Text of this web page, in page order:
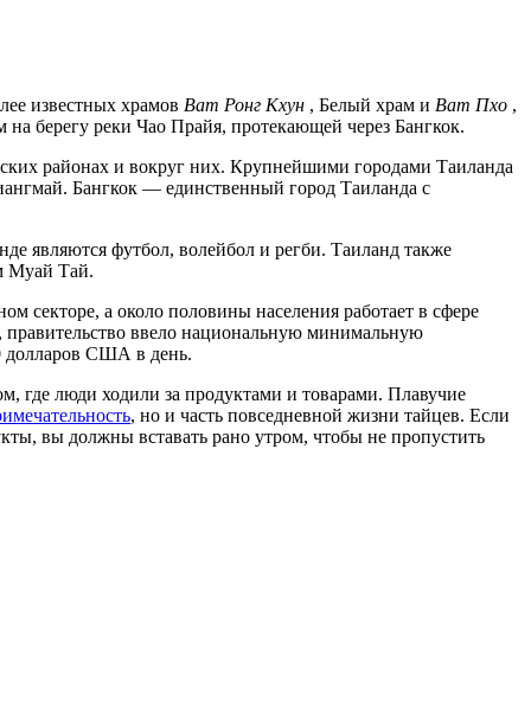
известных храмов Ват Ронг Кхун , Белый храм и Ват Пхо ,
на берегу реки Чао Прайя, протекающей через Бангкок.
районах и вокруг них. Крупнейшими городами Таиланда
Бангкок — единственный город Таиланда с
являются футбол, волейбол и регби. Таиланд также
Муай Тай.
секторе, а около половины населения работает в сфере
ввело национальную минимальную
долларов США в день.
где люди ходили за продуктами и товарами. Плавучие
, но и часть повседневной жизни тайцев. Если
вы должны вставать рано утром, чтобы не пропустить